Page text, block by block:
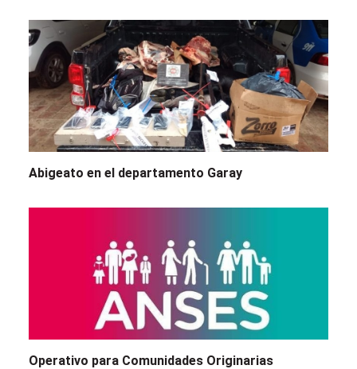
Abigeato en el departamento Garay
Operativo para Comunidades Originarias